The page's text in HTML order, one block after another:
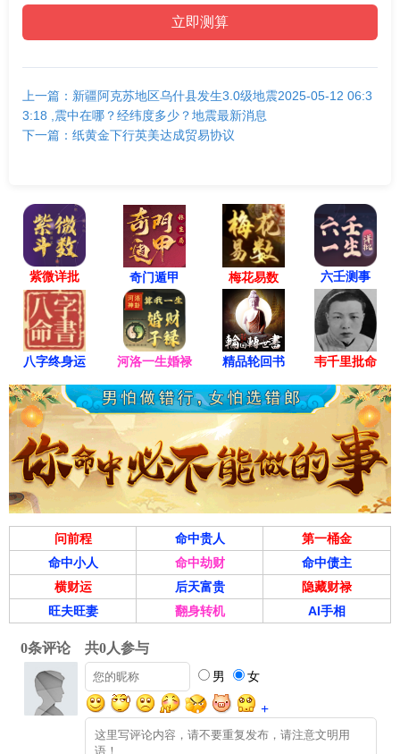
上一篇：新疆阿克苏地区乌什县发生3.0级地震2025-05-12 06:3
3:18 ,震中在哪？经纬度多少？地震最新消息
下一篇：纸黄金下行英美达成贸易协议
紫微详批 奇门遁甲 梅花易数 六壬测事
八字终身运 河洛一生婚禄 精品轮回书 韦千里批命
问前程 命中贵人
第一桶金
命中小人
命中劫财
命中债主
横财运
后天富贵
隐藏财禄
旺夫旺妻
翻身转机 AI手相